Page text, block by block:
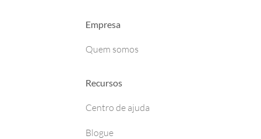
Empresa
Quem somos
Recursos
Centro de ajuda
Blogue